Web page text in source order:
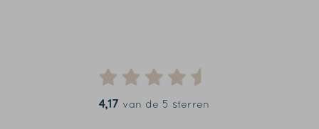
4,17 van de 5 sterren